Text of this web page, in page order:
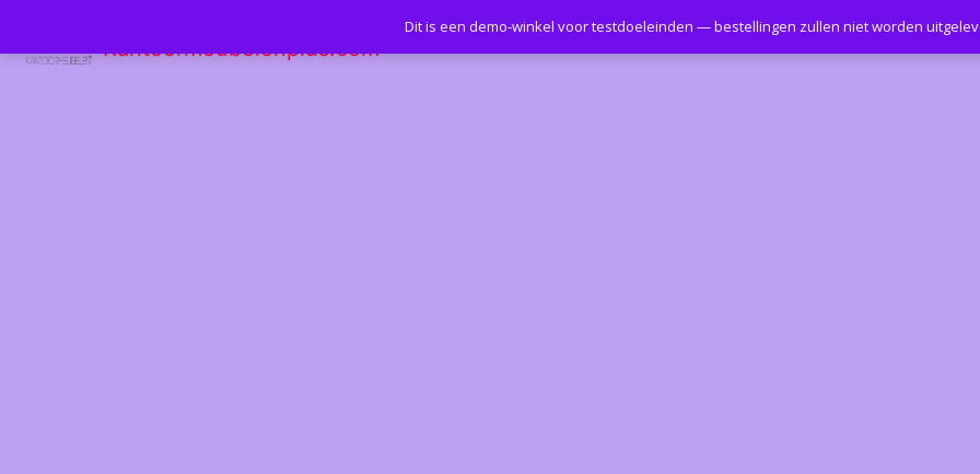
Kantoormeubelenplus.com
Dit is een demo-winkel voor testdoeleinden — bestellingen zullen niet worden